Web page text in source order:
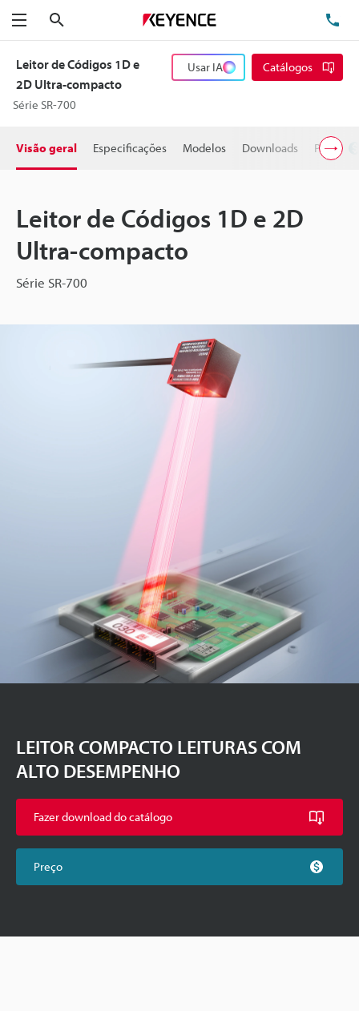
Menu
Leitor de Códigos 1D e
2D Ultra-compacto
Série SR-700
Usar IA Catálogos
Visão geral Especificações Modelos Downloads Preço
Leitor de Códigos 1D e 2D
Ultra-compacto
Série SR-700
LEITOR COMPACTO LEITURAS COM
ALTO DESEMPENHO
Fazer download do catálogo
Preço